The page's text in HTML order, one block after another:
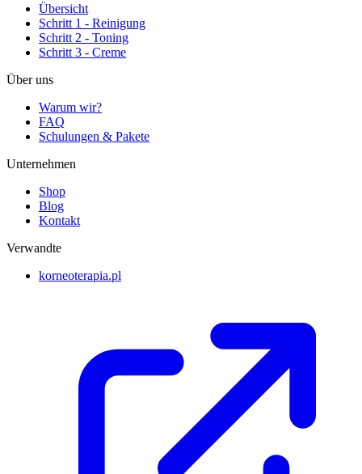
Übersicht
Schritt 1 - Reinigung
Schritt 2 - Toning
Schritt 3 - Creme
Über uns
Warum wir?
FAQ
Schulungen & Pakete
Unternehmen
Shop
Blog
Kontakt
Verwandte
korneoterapia.pl